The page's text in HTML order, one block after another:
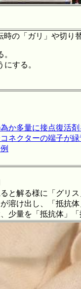
の「ガリ」や切り
る。
する。
か多量に接点復活
ネクターの端子が
、取り
グリス」が使用
抵抗体」「擦
」「擦動体」